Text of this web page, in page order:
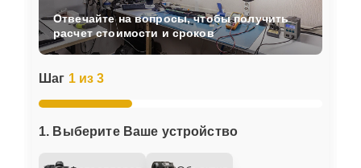
Шаг 1 из 3
1. Выберите Ваше устройство
Отвечайте на вопросы, чтобы получить
расчет стоимости и сроков